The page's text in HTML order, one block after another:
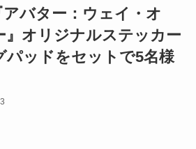
アバター：ウェイ・オ
』オリジナルステッカー
パッドをセットで5名様